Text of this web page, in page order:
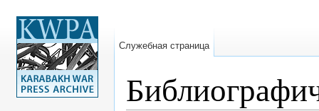
Служебная страница